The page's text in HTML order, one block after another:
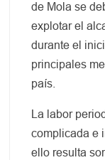
de Mola se
explotar el
durante el
principales
país.
La labor
complicada e
ello resulta